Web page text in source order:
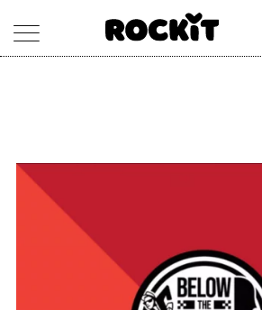
ARTISTI
CONCERTI
SHOP
RADIO